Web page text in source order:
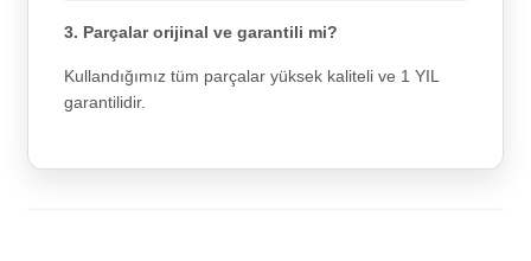
3. Parçalar orijinal ve garantili mi?
Kullandığımız tüm parçalar yüksek kaliteli ve 1 YIL
garantilidir.